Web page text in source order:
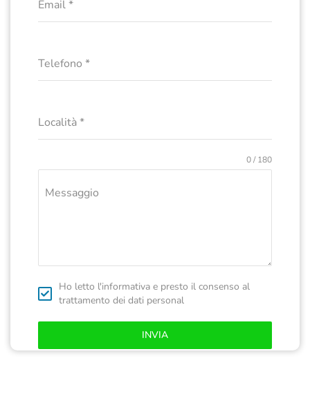
Email*
Telefono *
Località*
Messaggio
0 / 180
Ho letto l'informativa e presto il consenso al
trattamento dei dati personal
INVIA